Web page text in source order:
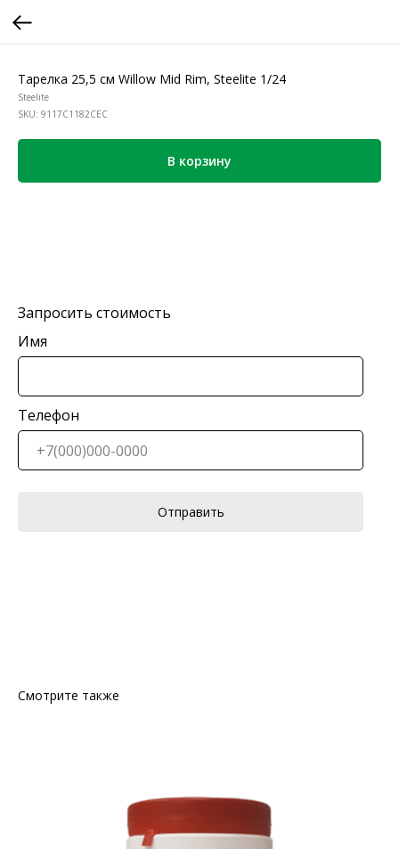
Тарелка 25,5 см Willow Mid Rim, Steelite 1/24
Steelite
SKU: 9117C1182CEC
В корзину
Запросить стоимость
Имя
Телефон
Отправить
Смотрите также